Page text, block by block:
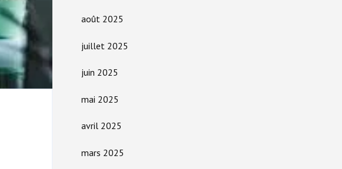
août 2025
juillet 2025
juin 2025
mai 2025
avril 2025
mars 2025